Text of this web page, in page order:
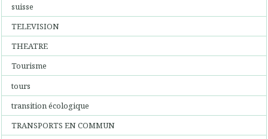
suisse
TELEVISION
THEATRE
Tourisme
tours
transition écologique
TRANSPORTS EN COMMUN